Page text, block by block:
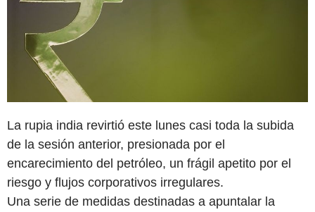
La rupia india revirtió este lunes casi toda la subida
de la sesión anterior, presionada por el
encarecimiento del petróleo, un frágil apetito por el
riesgo y flujos corporativos irregulares.
Una serie de medidas destinadas a apuntalar la